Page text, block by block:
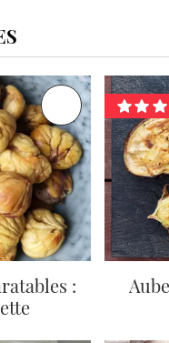
: